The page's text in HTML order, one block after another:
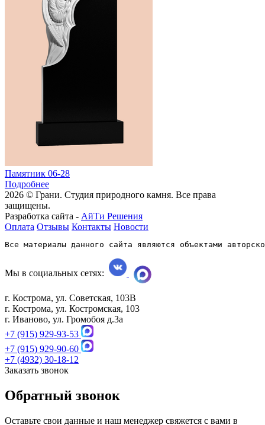
Памятник 06-28
Подробнее
2026 © Грани. Студия природного камня. Все права
защищены.
Разработка сайта - АйТи Решения
Оплата Отзывы Контакты Новости
Все материалы данного сайта являются объектами
Мы в социальных сетях:
г. Кострома, ул. Советская, 103В
г. Кострома, ул. Костромская, 103
г. Иваново, ул. Громобоя д.3а
+7 (915) 929-93-53
+7 (915) 929-90-60
+7 (4932) 30-18-12
Заказать звонок
Обратный звонок
Оставьте свои данные и наш менеджер свяжется с вами в